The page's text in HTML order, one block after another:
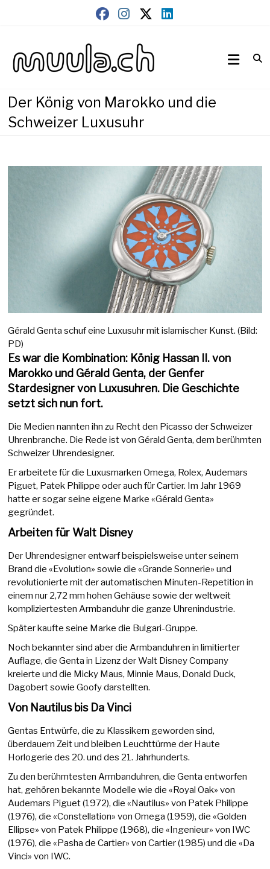
muula.ch
Der König von Marokko und die
Schweizer Luxusuhr
Gérald Genta schuf eine Luxusuhr mit islamischer Kunst. (Bild:
PD)
Es war die Kombination: König Hassan II. von
Marokko und Gérald Genta, der Genfer
Stardesigner von Luxusuhren. Die Geschichte
setzt sich nun fort.
Die Medien nannten ihn zu Recht den Picasso der Schweizer
Uhrenbranche. Die Rede ist von Gérald Genta, dem berühmten
Schweizer Uhrendesigner.
Er arbeitete für die Luxusmarken Omega, Rolex, Audemars
Piguet, Patek Philippe oder auch für Cartier. Im Jahr 1969
hatte er sogar seine eigene Marke «Gérald Genta»
gegründet.
Arbeiten für Walt Disney
Der Uhrendesigner entwarf beispielsweise unter seinem
Brand die «Evolution» sowie die «Grande Sonnerie» und
revolutionierte mit der automatischen Minuten-Repetition in
einem nur 2,72 mm hohen Gehäuse sowie der weltweit
kompliziertesten Armbanduhr die ganze Uhrenindustrie.
Später kaufte seine Marke die Bulgari-Gruppe.
Noch bekannter sind aber die Armbanduhren in limitierter
Auflage, die Genta in Lizenz der Walt Disney Company
kreierte und die Micky Maus, Minnie Maus, Donald Duck,
Dagobert sowie Goofy darstellten.
Von Nautilus bis Da Vinci
Gentas Entwürfe, die zu Klassikern geworden sind,
überdauern Zeit und bleiben Leuchttürme der Haute
Horlogerie des 20. und des 21. Jahrhunderts.
Zu den berühmtesten Armbanduhren, die Genta entworfen
hat, gehören bekannte Modelle wie die «Royal Oak» von
Audemars Piguet (1972), die «Nautilus» von Patek Philippe
(1976), die «Constellation» von Omega (1959), die «Golden
Ellipse» von Patek Philippe (1968), die «Ingenieur» von IWC
(1976), die «Pasha de Cartier» von Cartier (1985) und die «Da
Vinci» von IWC.